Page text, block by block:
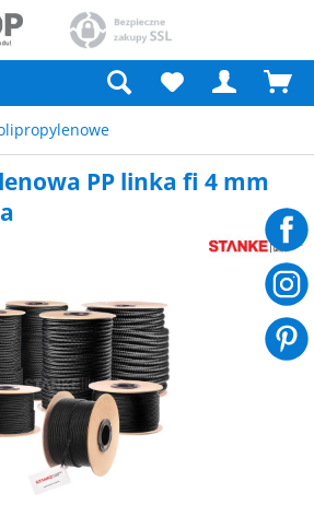
PP linka fi 4 mm